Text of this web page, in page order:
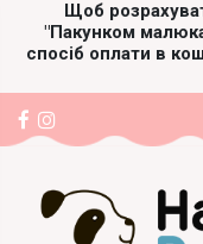
Щоб
"Пакунком
спосіб оплати в